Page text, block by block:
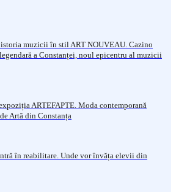
muzicii în stil ART NOUVEAU. Cazino
a Constanței, noul epicentru al muzicii
ARTEFAPTE. Moda contemporană
Artă din Constanța
în reabilitare. Unde vor învăța elevii din